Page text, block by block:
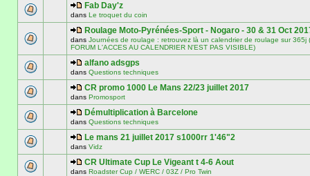
Fab Day'z
dans Le troquet du coin
Roulage Moto-Pyrénées-Sport - Nogaro - 30 & 31 Oct
dans Journées de roulage : retrouvez là un calendrier de roulage sur 365j
FORUM L'ACCES AU CALENDRIER N'EST PAS VISIBLE)
alfano adsgps
dans Questions techniques
CR promo 1000 Le Mans 22/23 juillet 2017
dans Promosport
Démultiplication à Barcelone
dans Questions techniques
Le mans 21 juillet 2017 s1000rr 1'46"2
dans Vidz
CR Ultimate Cup Le Vigeant t 4-6 Aout
dans Roadster Cup / WERC / 03Z / Pro Twin